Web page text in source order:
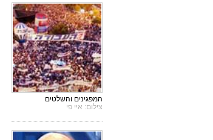
המפגינים והשלטים
צילום: איי פי